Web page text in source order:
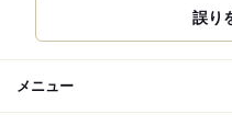
誤り
メニュー